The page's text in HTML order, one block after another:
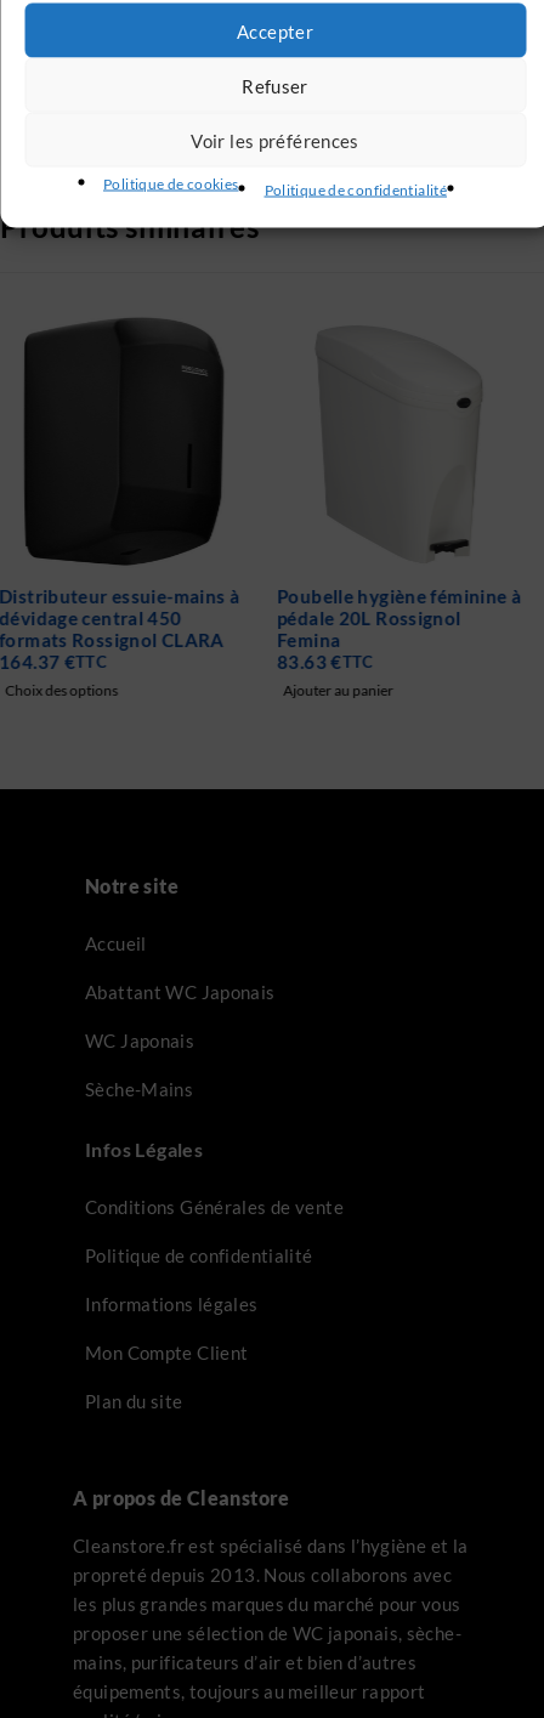
Accepter
Refuser
Voir les préférences
Politique de cookies Politique de confidentialité
Produits similaires
Poubelle hygiène féminine à
pédale 20L Rossignol
Femina
83.63 €TTC
Ajouter au panier
Distributeur de savon 1,1L
Rossignol CLARA
74.22
Choix des options
Notre site
Accueil
Abattant WC Japonais
WC Japonais
Sèche-Mains
Infos Légales
Conditions Générales de vente
Politique de confidentialité
Informations légales
Mon Compte Client
Plan du site
A propos de Cleanstore
Cleanstore.fr est spécialisé dans l’hygiène et la
propreté depuis 2013. Nous collaborons avec
les plus grandes marques du marché pour vous
proposer une sélection de WC japonais, sèche-
mains, purificateurs d’air et bien d’autres
équipements, toujours au meilleur rapport